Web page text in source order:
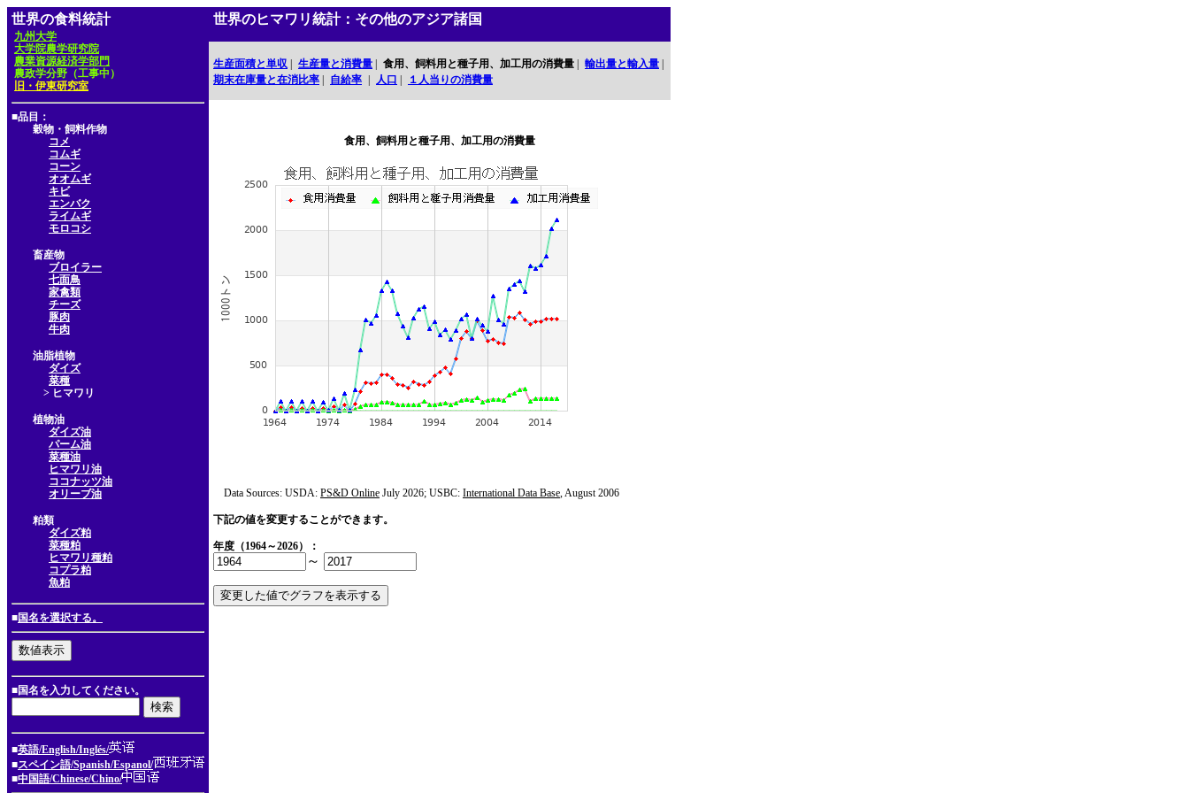
世界の食料統計
九州大学
大学院農学研究院
農業資源経済学部門
農政学分野（工事中）
旧・伊東研究室
■品目：
穀物・飼料作物
コメ
コムギ
コーン
オオムギ
キビ
エンバク
ライムギ
モロコシ
畜産物
ブロイラー
七面鳥
家禽類
チーズ
豚肉
牛肉
油脂植物
ダイズ
菜種
> ヒマワリ
植物油
ダイズ油
パーム油
菜種油
ヒマワリ油
ココナッツ油
オリーブ油
粕類
ダイズ粕
菜種粕
ヒマワリ種粕
コプラ粕
魚粕
■国名を選択する。
■国名を入力してください。
■英語/English/Inglés/
■スペイン語/Spanish/Espanol/
■中国語/Chinese/Chino/
世界のヒマワリ統計：その他のアジア諸国
生産面積と単収 生産量と消費量 食用、飼料用と種子用、加工用の消費量 輸出量と輸入量
期末在庫量と在消比率
自給率 人口 １人当りの消費量
食用、飼料用と種子用、加工用の消費量
Data Sources: USDA: PS&D Online July 2026; USBC: International Data Base, August 2006
下記の値を変更することができます。
年度（1964～2026）：
～